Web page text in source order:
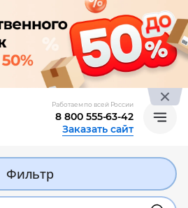
Работаем по всей России
8 800 555-63-42
Заказать сайт
Фильтр